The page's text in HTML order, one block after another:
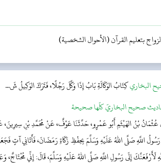
بتعليم القرآن (الأحوال الشخصية)
البخاريكِتَابُ الوَكَالَةِبَابُ إِذَا وَكَّلَ رَجُلًا، فَتَرَكَ الوَكِيلُ شَ...
صحيح البخاريّ كلّها صحيحة
عُثْمَانُ بْنُ الهَيْثَمِ أَبُو عَمْرٍو، حَدَّثَنَا عَوْفٌ، عَنْ مُحَمَّدِ بْنِ سِيرِينَ،
اللَّهِ صَلَّى اللهُ عَلَيْهِ وَسَلَّمَ بِحِفْظِ زَكَاةِ رَمَضَانَ، فَأَتَانِي آتٍ
لَأَرْفَعَنَّكَ إِلَى رَسُولِ اللَّهِ صَلَّى اللهُ عَلَيْهِ وَسَلَّمَ، قَالَ: إِنِّي